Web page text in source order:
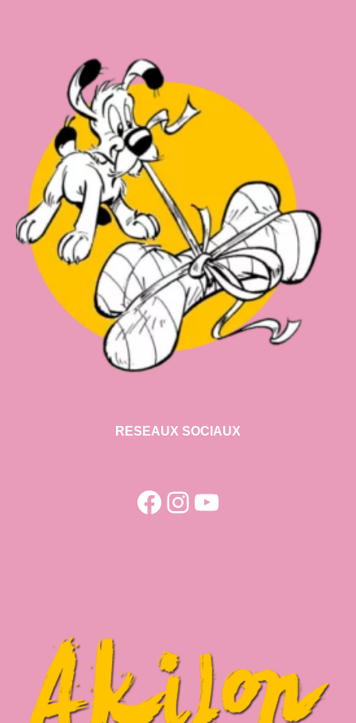
RESEAUX SOCIAUX
Facebook
Instagram
YouTube